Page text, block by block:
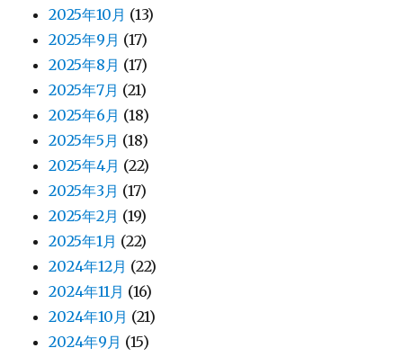
2025年10月 (13)
2025年9月 (17)
2025年8月 (17)
2025年7月 (21)
2025年6月 (18)
2025年5月 (18)
2025年4月 (22)
2025年3月 (17)
2025年2月 (19)
2025年1月 (22)
2024年12月 (22)
2024年11月 (16)
2024年10月 (21)
2024年9月 (15)